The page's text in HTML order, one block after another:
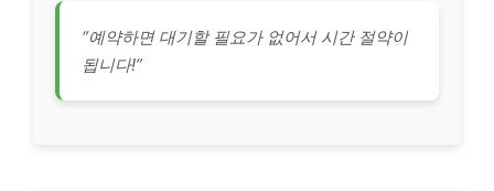
“예약하면 대기할 필요가 없어서 시간 절약이
됩니다!”